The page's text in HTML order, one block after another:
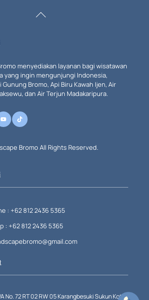
menyediakan layanan bagi wisatawan
yang ingin mengunjungi Indonesia,
Gunung Bromo, Api Biru Kawah Ijen, Air
dan Air Terjun Madakaripura.
Bromo All Rights Reserved.
: +62 812 2436 5365
: +62 812 2436 5365
No. 72 RT 02 RW 05 Karangbesuki Sukun Kota
Back